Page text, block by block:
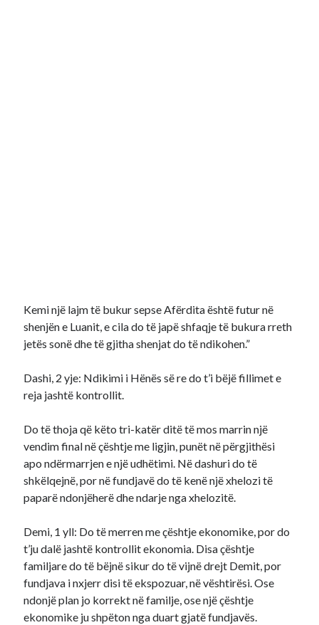
Kemi një lajm të bukur sepse Afërdita është futur në
shenjën e Luanit, e cila do të japë shfaqje të bukura rreth
jetës sonë dhe të gjitha shenjat do të ndikohen.”
Dashi, 2 yje: Ndikimi i Hënës së re do t’i bëjë fillimet e
reja jashtë kontrollit.
Do të thoja që këto tri-katër ditë të mos marrin një
vendim final në çështje me ligjin, punët në përgjithësi
apo ndërmarrjen e një udhëtimi. Në dashuri do të
shkëlqejnë, por në fundjavë do të kenë një xhelozi të
paparë ndonjëherë dhe ndarje nga xhelozitë.
Demi, 1 yll: Do të merren me çështje ekonomike, por do
t’ju dalë jashtë kontrollit ekonomia. Disa çështje
familjare do të bëjnë sikur do të vijnë drejt Demit, por
fundjava i nxjerr disi të ekspozuar, në vështirësi. Ose
ndonjë plan jo korrekt në familje, ose një çështje
ekonomike ju shpëton nga duart gjatë fundjavës.